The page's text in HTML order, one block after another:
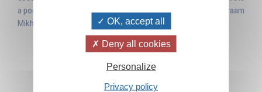
a poco a poco il vostro respiro fondersi nel respiro di Dio ».Omraam
Mikhaël Aïvanhov
OK, accept all
Deny all cookies
Personalize
Privacy policy